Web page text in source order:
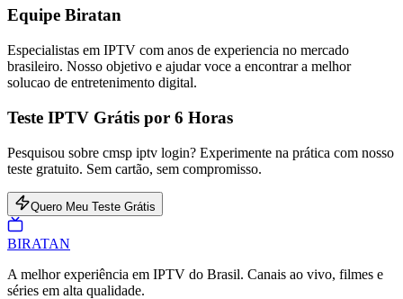
Equipe Biratan
Especialistas em IPTV com anos de experiencia no mercado
brasileiro. Nosso objetivo e ajudar voce a encontrar a melhor
solucao de entretenimento digital.
Teste IPTV Grátis por 6 Horas
Pesquisou sobre cmsp iptv login? Experimente na prática com nosso
teste gratuito. Sem cartão, sem compromisso.
Quero Meu Teste Grátis
BIRATAN
A melhor experiência em IPTV do Brasil. Canais ao vivo, filmes e
séries em alta qualidade.